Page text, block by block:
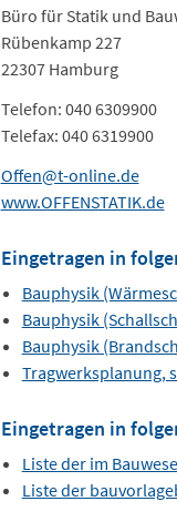
Büro für Statik und
Rübenkamp 227
22307 Hamburg
Telefon: 040 6309900
Telefax: 040 6319900
Offen@t-online.de
www.OFFENSTATIK.de
Eingetragen in
Bauphysik
Bauphysik
Bauphysik
Tragwerksplanung,
Eingetragen in
Liste der im
Liste der